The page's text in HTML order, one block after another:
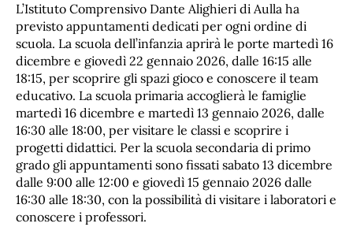
L’Istituto Comprensivo Dante Alighieri di Aulla ha
previsto appuntamenti dedicati per ogni ordine di
scuola. La scuola dell’infanzia aprirà le porte martedì 16
dicembre e giovedì 22 gennaio 2026, dalle 16:15 alle
18:15, per scoprire gli spazi gioco e conoscere il team
educativo. La scuola primaria accoglierà le famiglie
martedì 16 dicembre e martedì 13 gennaio 2026, dalle
16:30 alle 18:00, per visitare le classi e scoprire i
progetti didattici. Per la scuola secondaria di primo
grado gli appuntamenti sono fissati sabato 13 dicembre
dalle 9:00 alle 12:00 e giovedì 15 gennaio 2026 dalle
16:30 alle 18:30, con la possibilità di visitare i laboratori e
conoscere i professori.